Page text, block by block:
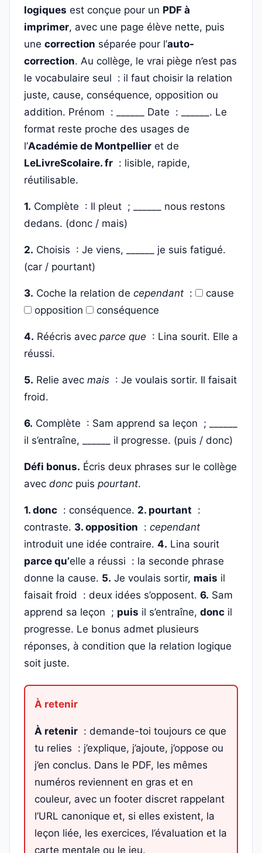
logiques est conçue pour un PDF à
imprimer, avec une page élève nette, puis
une correction séparée pour l’auto-
correction. Au collège, le vrai piège n’est pas
le vocabulaire seul : il faut choisir la relation
juste, cause, conséquence, opposition ou
addition. Prénom : ______ Date : ______. Le
format reste proche des usages de
l’Académie de Montpellier et de
LeLivreScolaire. fr : lisible, rapide,
réutilisable.
1. Complète : Il pleut ; ______ nous restons
dedans. (donc / mais)
2. Choisis : Je viens, ______ je suis fatigué.
(car / pourtant)
3. Coche la relation de cependant :
cause
opposition
conséquence
4. Réécris avec parce que : Lina sourit. Elle a
réussi.
5. Relie avec mais : Je voulais sortir. Il faisait
froid.
6. Complète : Sam apprend sa leçon ; ______
il s’entraîne, ______ il progresse. (puis / donc)
Défi bonus. Écris deux phrases sur le collège
avec donc puis pourtant.
1. donc : conséquence. 2. pourtant :
contraste. 3. opposition : cependant
introduit une idée contraire. 4. Lina sourit
parce qu’elle a réussi : la seconde phrase
donne la cause. 5. Je voulais sortir, mais il
faisait froid : deux idées s’opposent. 6. Sam
apprend sa leçon ; puis il s’entraîne, donc il
progresse. Le bonus admet plusieurs
réponses, à condition que la relation logique
soit juste.
À retenir : demande-toi toujours ce que
tu relies : j’explique, j’ajoute, j’oppose ou
j’en conclus. Dans le PDF, les mêmes
numéros reviennent en gras et en
couleur, avec un footer discret rappelant
l’URL canonique et, si elles existent, la
leçon liée, les exercices, l’évaluation et la
carte mentale ou le jeu.